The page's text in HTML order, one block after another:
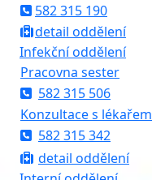
582 315 190
detail oddělení
Infekční oddělení
Pracovna sester
582 315 506
Konzultace s lékařem
582 315 342
detail oddělení